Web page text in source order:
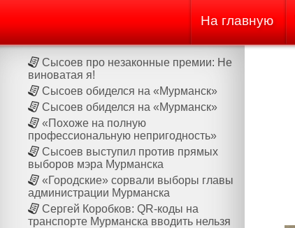
На главную
Сысоев про незаконные премии: Не
виноватая я!
Сысоев обиделся на «Мурманск»
Сысоев обиделся на «Мурманск»
«Похоже на полную
профессиональную непригодность»
Сысоев выступил против прямых
выборов мэра Мурманска
«Городские» сорвали выборы главы
администрации Мурманска
Сергей Коробков: QR-коды на
транспорте Мурманска вводить нельзя